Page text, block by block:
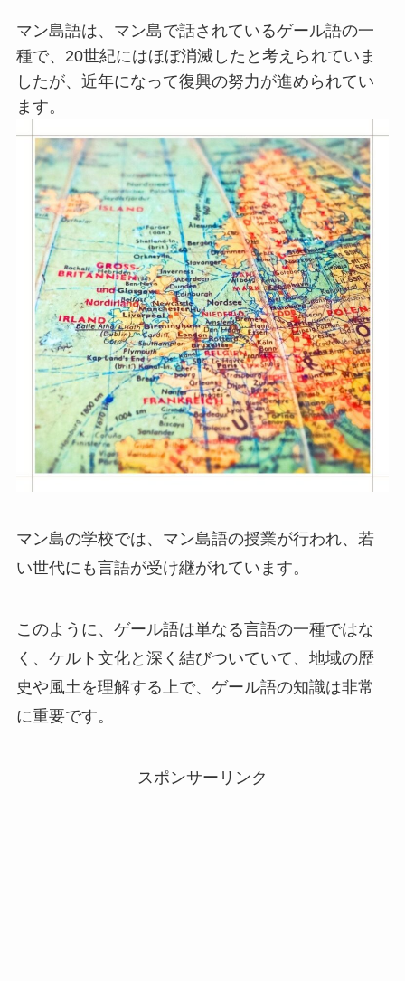
マン島語は、マン島で話されているゲール語の一
種で、20世紀にはほぼ消滅したと考えられていま
したが、近年になって復興の努力が進められてい
ます。
マン島の学校では、マン島語の授業が行われ、若
い世代にも言語が受け継がれています。
このように、ゲール語は単なる言語の一種ではな
く、ケルト文化と深く結びついていて、地域の歴
史や風土を理解する上で、ゲール語の知識は非常
に重要です。
スポンサーリンク